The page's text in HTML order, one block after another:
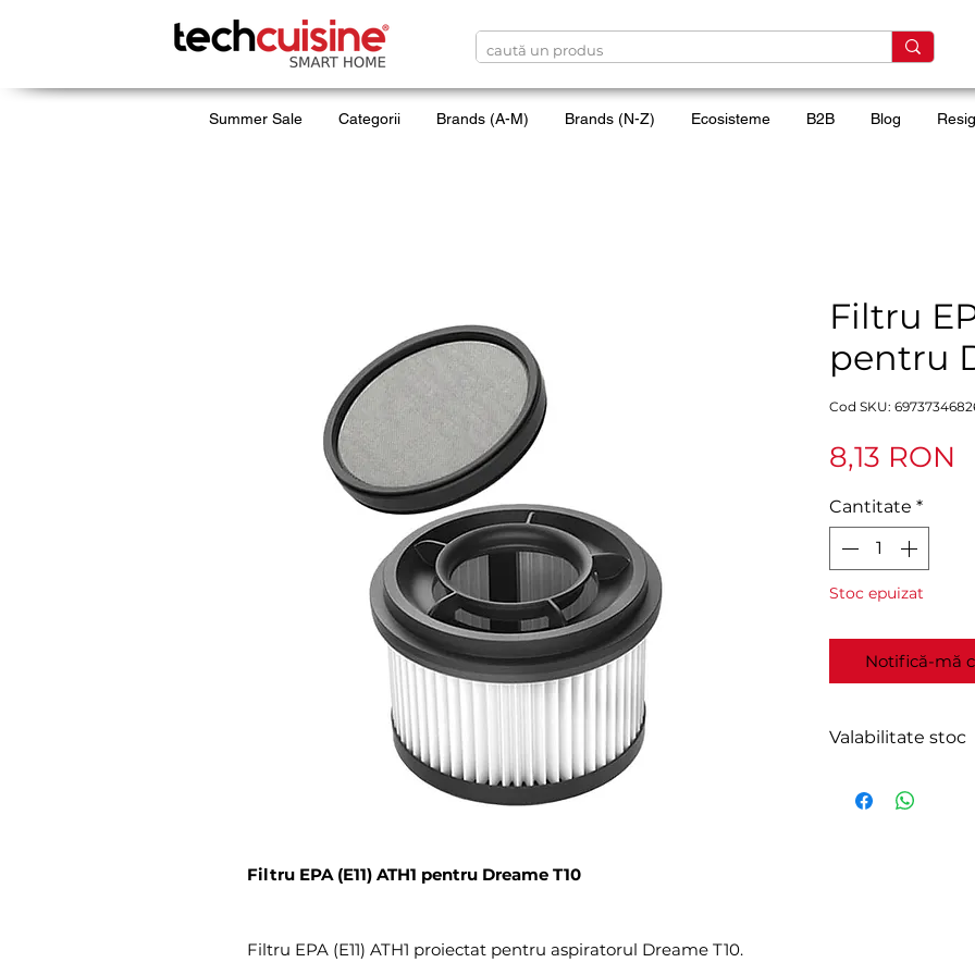
Summer Sale Categorii Brands (A-M) Brands (N-Z) Ecosisteme B2B Blog
Filtru EPA (E11) ATH1 pentru Dreame T10
Filtru EPA (E11) ATH1 proiectat pentru aspiratorul Dreame T10.
Filtru
pentru
Cod SKU:
8,13 RON
Cantitate *
Stoc epuizat
Notifică-mă
Valabilitate stoc
Expediere în 2-4